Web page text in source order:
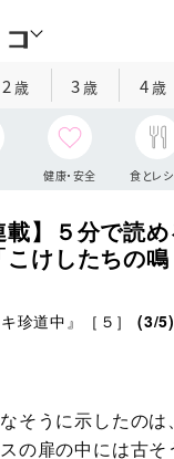
2 歳 3歳 4歳
健康・安全 食とレ
載】５分で読
けしたちの鳴
キ珍道中』［５］(3/5)
そうに示したの
の扉の中には古そ